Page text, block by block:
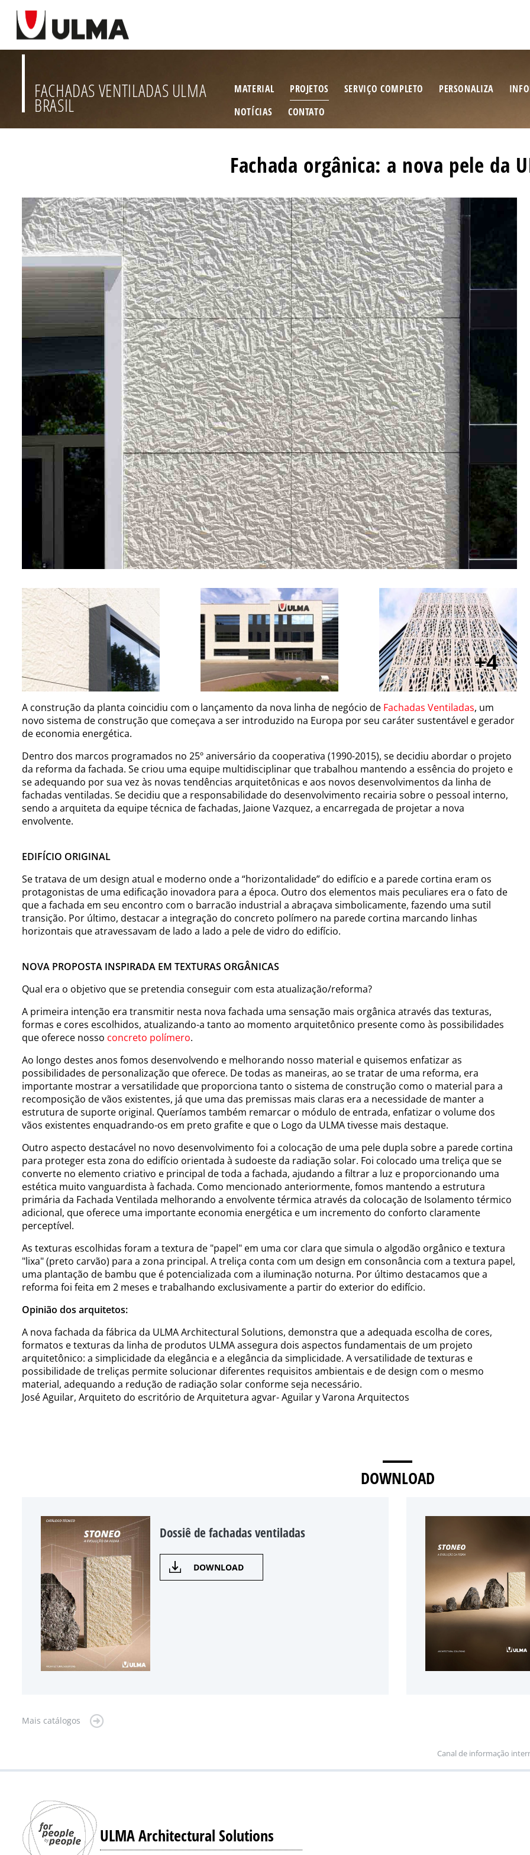
FACHADAS VENTILADAS ULMA
BRASIL
MATERIAL PROJETOS SERVIÇO COMPLETO PERSONALIZA
NOTÍCIAS
CONTATO
Fachada orgânica: a nova pele da
4
A construção da planta coincidiu com o lançamento da nova linha de negócio de Fachadas Ventiladas, um
novo sistema de construção que começava a ser introduzido na Europa por seu caráter sustentável e gerador
de economia energética.
Dentro dos marcos programados no 25º aniversário da cooperativa (1990-2015), se decidiu abordar o projeto
da reforma da fachada. Se criou uma equipe multidisciplinar que trabalhou mantendo a essência do projeto e
se adequando por sua vez às novas tendências arquitetônicas e aos novos desenvolvimentos da linha de
fachadas ventiladas. Se decidiu que a responsabilidade do desenvolvimento recairia sobre o pessoal interno,
sendo a arquiteta da equipe técnica de fachadas, Jaione Vazquez, a encarregada de projetar a nova
envolvente.
EDIFÍCIO ORIGINAL
Se tratava de um design atual e moderno onde a “horizontalidade” do edifício e a parede cortina eram os
protagonistas de uma edificação inovadora para a época. Outro dos elementos mais peculiares era o fato de
que a fachada em seu encontro com o barracão industrial a abraçava simbolicamente, fazendo uma sutil
transição. Por último, destacar a integração do concreto polímero na parede cortina marcando linhas
horizontais que atravessavam de lado a lado a pele de vidro do edifício.
NOVA PROPOSTA INSPIRADA EM TEXTURAS ORGÂNICAS
Qual era o objetivo que se pretendia conseguir com esta atualização/reforma?
A primeira intenção era transmitir nesta nova fachada uma sensação mais orgânica através das texturas,
formas e cores escolhidos, atualizando-a tanto ao momento arquitetônico presente como às possibilidades
que oferece nosso concreto polímero.
Ao longo destes anos fomos desenvolvendo e melhorando nosso material e quisemos enfatizar as
possibilidades de personalização que oferece. De todas as maneiras, ao se tratar de uma reforma, era
importante mostrar a versatilidade que proporciona tanto o sistema de construção como o material para a
recomposição de vãos existentes, já que uma das premissas mais claras era a necessidade de manter a
estrutura de suporte original. Queríamos também remarcar o módulo de entrada, enfatizar o volume dos
vãos existentes enquadrando-os em preto grafite e que o Logo da ULMA tivesse mais destaque.
Outro aspecto destacável no novo desenvolvimento foi a colocação de uma pele dupla sobre a parede cortina
para proteger esta zona do edifício orientada à sudoeste da radiação solar. Foi colocado uma treliça que se
converte no elemento criativo e principal de toda a fachada, ajudando a filtrar a luz e proporcionando uma
estética muito vanguardista à fachada. Como mencionado anteriormente, fomos mantendo a estrutura
primária da Fachada Ventilada melhorando a envolvente térmica através da colocação de Isolamento térmico
adicional, que oferece uma importante economia energética e um incremento do conforto claramente
perceptível.
As texturas escolhidas foram a textura de "papel" em uma cor clara que simula o algodão orgânico e textura
"lixa" (preto carvão) para a zona principal. A treliça conta com um design em consonância com a textura papel,
uma plantação de bambu que é potencializada com a iluminação noturna. Por último destacamos que a
reforma foi feita em 2 meses e trabalhando exclusivamente a partir do exterior do edifício.
Opinião dos arquitetos:
A nova fachada da fábrica da ULMA Architectural Solutions, demonstra que a adequada escolha de cores,
formatos e texturas da linha de produtos ULMA assegura dois aspectos fundamentais de um projeto
arquitetônico: a simplicidade da elegância e a elegância da simplicidade. A versatilidade de texturas e
possibilidade de treliças permite solucionar diferentes requisitos ambientais e de design com o mesmo
material, adequando a redução de radiação solar conforme seja necessário.
José Aguilar, Arquiteto do escritório de Arquitetura agvar- Aguilar y Varona Arquitectos
DOWNLOAD
Dossiê de fachadas ventiladas
DOWNLOAD
Mais catálogos
Canal de informação
ULMA Architectural Solutions